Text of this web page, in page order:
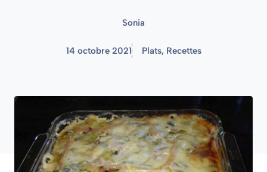
Sonia
14 octobre 2021 Plats, Recettes